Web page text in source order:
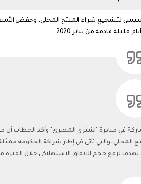
لتشجيع شراء المنتج المحلي، وخفض
في مبادرة "اشتري المصري" وأكد الخطاب أن
والتي تأتى في إطار شراكة الحكومة ممثلة
الاستهلاكي خلال الفترة من 1 يناير وحتى 30 يونيو